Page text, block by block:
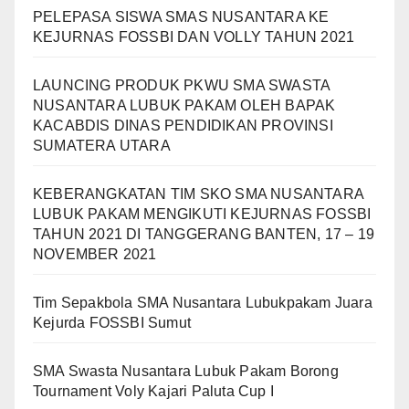
PELEPASA SISWA SMAS NUSANTARA KE
KEJURNAS FOSSBI DAN VOLLY TAHUN 2021
LAUNCING PRODUK PKWU SMA SWASTA
NUSANTARA LUBUK PAKAM OLEH BAPAK
KACABDIS DINAS PENDIDIKAN PROVINSI
SUMATERA UTARA
KEBERANGKATAN TIM SKO SMA NUSANTARA
LUBUK PAKAM MENGIKUTI KEJURNAS FOSSBI
TAHUN 2021 DI TANGGERANG BANTEN, 17 – 19
NOVEMBER 2021
Tim Sepakbola SMA Nusantara Lubukpakam Juara
Kejurda FOSSBI Sumut
SMA Swasta Nusantara Lubuk Pakam Borong
Tournament Voly Kajari Paluta Cup I